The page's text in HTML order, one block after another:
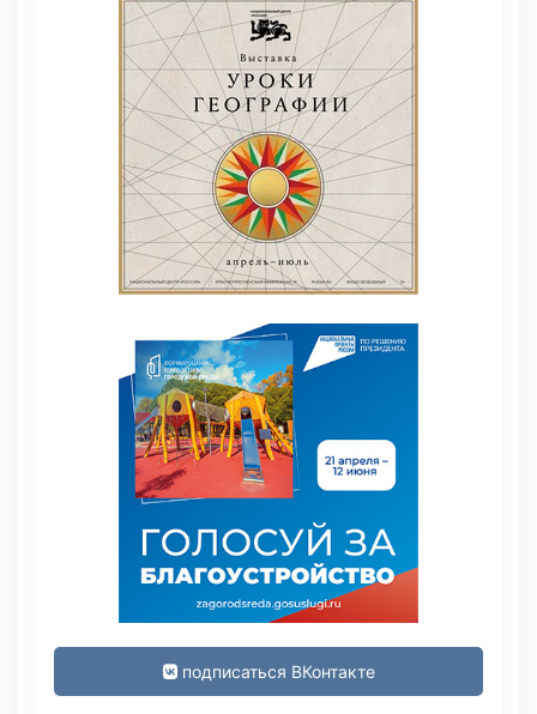
подписаться ВКонтакте